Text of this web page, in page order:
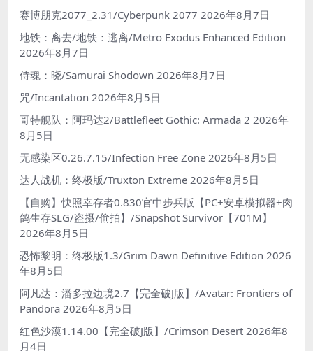
赛博朋克2077_2.31/Cyberpunk 2077 2026年8月7日
地铁：离去/地铁：逃离/Metro Exodus Enhanced Edition
2026年8月7日
侍魂：晓/Samurai Shodown 2026年8月7日
咒/Incantation 2026年8月5日
哥特舰队：阿玛达2/Battlefleet Gothic: Armada 2 2026年
8月5日
无感染区0.26.7.15/Infection Free Zone 2026年8月5日
达人战机：终极版/Truxton Extreme 2026年8月5日
【自购】快照幸存者0.830官中步兵版【PC+安卓模拟器+肉
鸽生存SLG/盗摄/偷拍】/Snapshot Survivor【701M】
2026年8月5日
恐怖黎明：终极版1.3/Grim Dawn Definitive Edition 2026
年8月5日
阿凡达：潘多拉边境2.7【完全破J版】/Avatar: Frontiers of
Pandora 2026年8月5日
红色沙漠1.14.00【完全破J版】/Crimson Desert 2026年8
月4日